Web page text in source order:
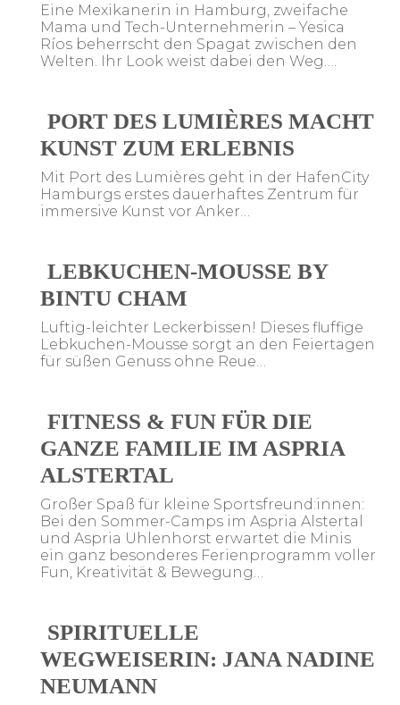
Eine Mexikanerin in Hamburg, zweifache
Mama und Tech-Unternehmerin – Yesica
Ríos beherrscht den Spagat zwischen den
Welten. Ihr Look weist dabei den Weg….
PORT DES LUMIÈRES MACHT
KUNST ZUM ERLEBNIS
Mit Port des Lumières geht in der HafenCity
Hamburgs erstes dauerhaftes Zentrum für
immersive Kunst vor Anker…
LEBKUCHEN-MOUSSE BY
BINTU CHAM
Luftig-leichter Leckerbissen! Dieses fluffige
Lebkuchen-Mousse sorgt an den Feiertagen
für süßen Genuss ohne Reue…
FITNESS & FUN FÜR DIE
GANZE FAMILIE IM ASPRIA
ALSTERTAL
Großer Spaß für kleine Sportsfreund:innen:
Bei den Sommer-Camps im Aspria Alstertal
und Aspria Uhlenhorst erwartet die Minis
ein ganz besonderes Ferienprogramm voller
Fun, Kreativität & Bewegung…
SPIRITUELLE
WEGWEISERIN: JANA NADINE
NEUMANN